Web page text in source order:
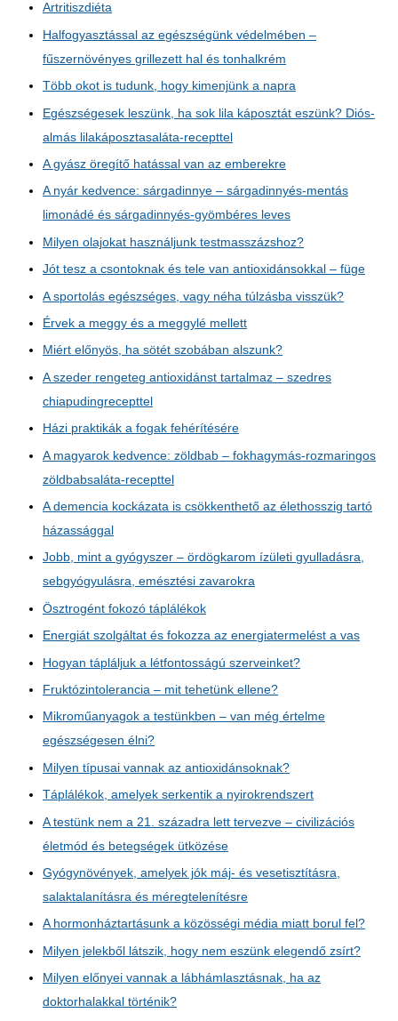
Artritiszdiéta
Halfogyasztással az egészségünk védelmében –
fűszernövényes grillezett hal és tonhalkrém
Több okot is tudunk, hogy kimenjünk a napra
Egészségesek leszünk, ha sok lila káposztát eszünk? Diós-
almás lilakáposztasaláta-recepttel
A gyász öregítő hatással van az emberekre
A nyár kedvence: sárgadinnye – sárgadinnyés-mentás
limonádé és sárgadinnyés-gyömbéres leves
Milyen olajokat használjunk testmasszázshoz?
Jót tesz a csontoknak és tele van antioxidánsokkal – füge
A sportolás egészséges, vagy néha túlzásba visszük?
Érvek a meggy és a meggylé mellett
Miért előnyös, ha sötét szobában alszunk?
A szeder rengeteg antioxidánst tartalmaz – szedres
chiapudingrecepttel
Házi praktikák a fogak fehérítésére
A magyarok kedvence: zöldbab – fokhagymás-rozmaringos
zöldbabsaláta-recepttel
A demencia kockázata is csökkenthető az élethosszig tartó
házassággal
Jobb, mint a gyógyszer – ördögkarom ízületi gyulladásra,
sebgyógyulásra, emésztési zavarokra
Ösztrogént fokozó táplálékok
Energiát szolgáltat és fokozza az energiatermelést a vas
Hogyan tápláljuk a létfontosságú szerveinket?
Fruktózintolerancia – mit tehetünk ellene?
Mikroműanyagok a testünkben – van még értelme
egészségesen élni?
Milyen típusai vannak az antioxidánsoknak?
Táplálékok, amelyek serkentik a nyirokrendszert
A testünk nem a 21. századra lett tervezve – civilizációs
életmód és betegségek ütközése
Gyógynövények, amelyek jók máj- és vesetisztításra,
salaktalanításra és méregtelenítésre
A hormonháztartásunk a közösségi média miatt borul fel?
Milyen jelekből látszik, hogy nem eszünk elegendő zsírt?
Milyen előnyei vannak a lábhámlasztásnak, ha az
doktorhalakkal történik?